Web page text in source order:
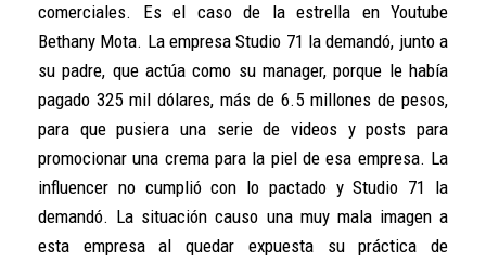
comerciales. Es el caso de la estrella en Youtube
Bethany Mota. La empresa Studio 71 la demandó, junto a
su padre, que actúa como su manager, porque le había
pagado 325 mil dólares, más de 6.5 millones de pesos,
para que pusiera una serie de videos y posts para
promocionar una crema para la piel de esa empresa. La
influencer no cumplió con lo pactado y Studio 71 la
demandó. La situación causo una muy mala imagen a
esta empresa al quedar expuesta su práctica de